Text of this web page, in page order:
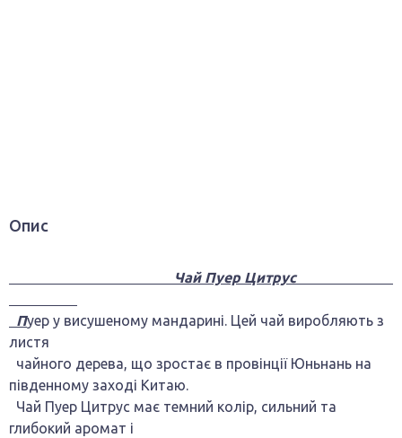
Опис
Чай Пуер Цитрус
Пуер у висушеному мандарині. Цей чай виробляють з
листя
чайного дерева, що зростає в провінції Юньнань на
південному заході Китаю.
Чай Пуер Цитрус має темний колір, сильний та
глибокий аромат і